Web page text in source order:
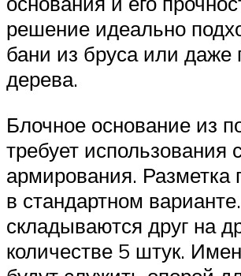
решение идеально
бани из бруса или даже
дерева.
Блочное основание из
требует использования
армирования. Разметка
в стандартном
складываются друг на
количестве 5 штук.